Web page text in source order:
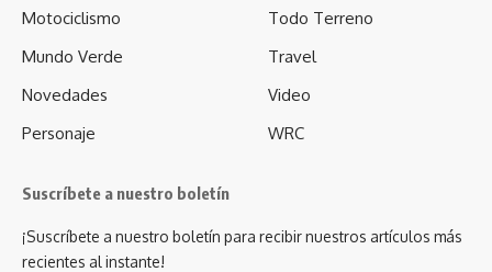
Motociclismo
Mundo Verde
Novedades
Personaje
Todo Terreno
Travel
Video
WRC
Suscríbete a nuestro boletín
¡Suscríbete a nuestro boletín para recibir nuestros artículos más
recientes al instante!